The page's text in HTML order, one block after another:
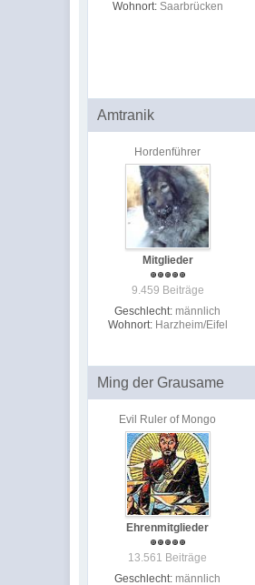
Wohnort: Saarbrücken
Amtranik
Hordenführer
Mitglieder
9.459 Beiträge
Geschlecht: männlich
Wohnort: Harzheim/Eifel
Ming der Grausame
Evil Ruler of Mongo
Ehrenmitglieder
13.561 Beiträge
Geschlecht: männlich